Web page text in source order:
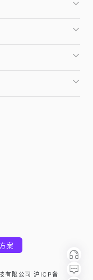
案
限公司 沪ICP备